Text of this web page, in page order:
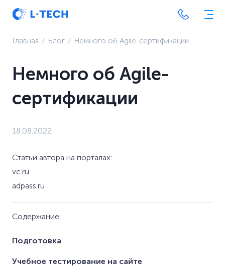
Главная ⁄ Блог ⁄ Немного об Agile-сертификации
Немного об Agile-
сертификации
18.08.2022
Статьи автора на порталах:
vc.ru
adpass.ru
Содержание:
Подготовка
Учебное тестирование на сайте